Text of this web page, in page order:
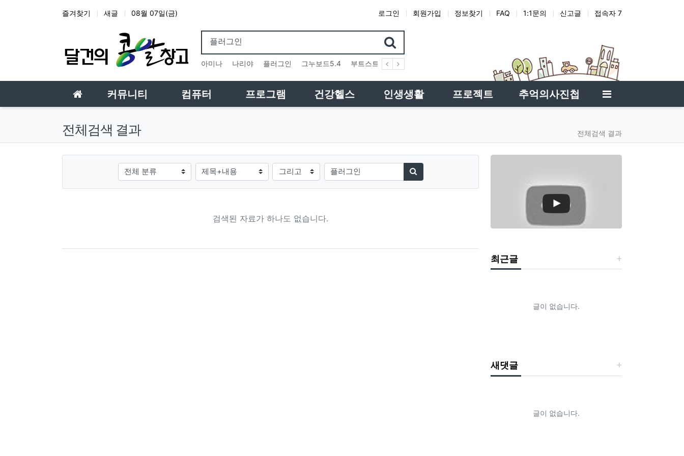
즐겨찾기 새글 08월 07일(금) 로그인 회원가입 정보찾기 FAQ 1:1문의 신고글 접속자 7
인기검색어
아미나 나리야 플러그인 그누보드5.4 부트스트랩4
커뮤니티 컴퓨터 프로그램 건강헬스 인생생활 프로젝트 추억의사진첩
홈으로 사이드바
전체검색 결과 전체검색 결과
그룹 검색조건 검색방법
검색어
검색하기
검색된 자료가 하나도 없습니다.
최근글
글이 없습니다.
새댓글
글이 없습니다.